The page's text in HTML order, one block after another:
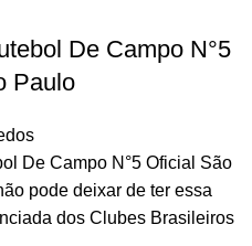
De Campo N°5
Paulo
De Campo N°5 Oficial São
pode deixar de ter essa
dos Clubes Brasileiros